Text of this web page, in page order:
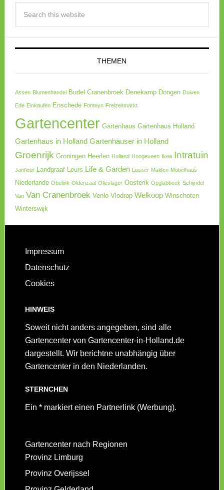
THEMEN
Assen Blumenhandel Budel Cranenbroek Denekamp Dongen Duiven
Ede Einkaufen Enschede Fonteyn Freizeitmarkt
Gartencenter Gartenhaus Gartenhaus Holland
Gartenhaus in Holland Gartenhäuser in Holland
Groenrijk Groningen Heerlen Holland Hoogeveen Ikea Intratuin
Janfleur Landgraaf Leurs Life & Garden Losser Malden Möbelhaus
Niederlande Obelink Oldenzaal Olieslager Oosterik Opglabbeek Schijndel
Van Van Cranenbroek Venlo Vlodrop Welkoop Winschoten
Winterswijk
Impressum
Datenschutz
Cookies
HINWEIS
Soweit nicht anders angegeben, sind alle
Gartencenter von Gartencenter-in-Holland.de
dargestellt. Wir berichtne unabhängig über
Gartencenter in den Niederlanden.
STERNCHEN
Ein * markiert einen Partnerlink (Werbung).
Gartencenter nach Regionen
Provinz Limburg
Provinz Overijssel